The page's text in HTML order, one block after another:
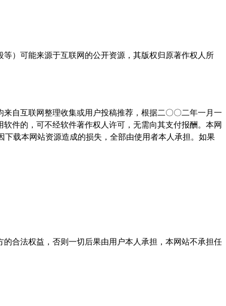
）可能来源于互联网的公开资源，其版权归原著作权人所
自互联网整理收集或用户投稿推荐，根据二〇〇二年一月一
件的，可不经软件著作权人许可，无需向其支付报酬。本网
载本网站资源造成的损失，全部由使用者本人承担。如果
合法权益，否则一切后果由用户本人承担，本网站不承担任